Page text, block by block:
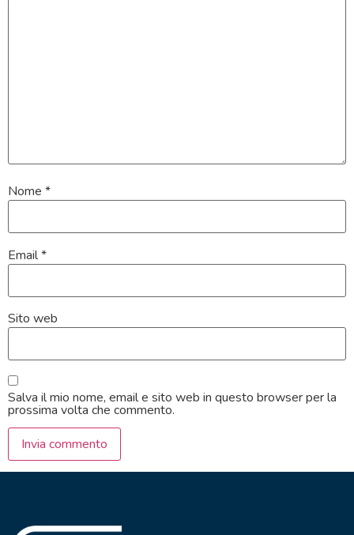
Nome *
Email*
Sito web
Salva il mio nome, email e sito web in questo browser per la
prossima volta che commento.